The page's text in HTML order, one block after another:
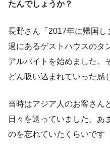
たんでしょうか？
長野さん「2017年に帰国し
過にあるゲストハウスのタ
アルバイトを始めました。
どん吸い込まれていった感
当時はアジア人のお客さん
日々を送っていました。あ
のを忘れていたくらいです